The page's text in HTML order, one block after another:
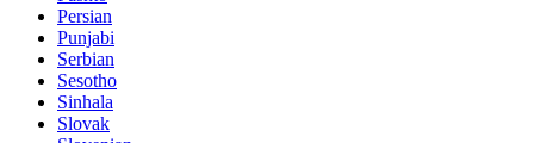
Persian
Punjabi
Serbian
Sesotho
Sinhala
Slovak